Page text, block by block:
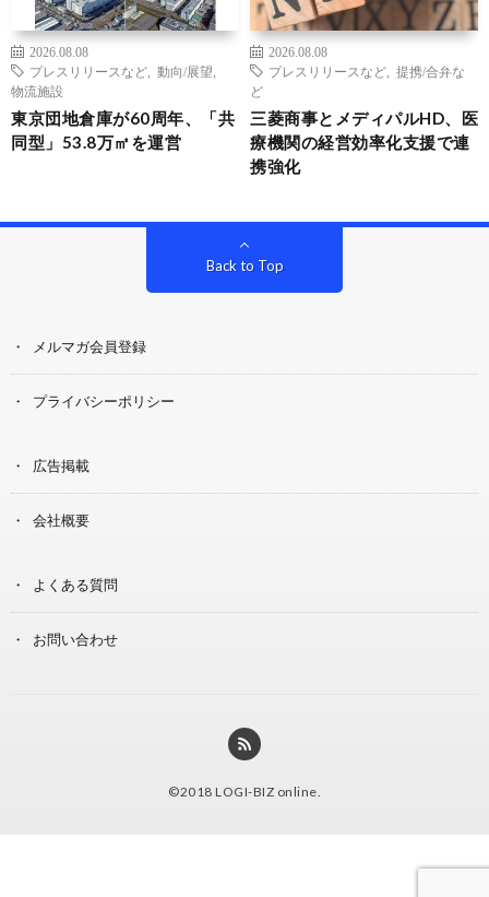
2026.08.08
プレスリリースなど
動向/展望
物流施設
東京団地倉庫が60周年、「共
同型」53.8万㎡を運営
2026.08.08
プレスリリースなど
提携/合弁な
ど
三菱商事とメディパルHD、医
療機関の経営効率化支援で連
携強化
Back to Top
メルマガ会員登録
プライバシーポリシー
広告掲載
会社概要
よくある質問
お問い合わせ
©2018 LOGI-BIZ online